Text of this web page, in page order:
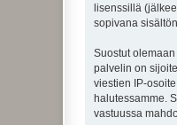
lisenssillä
sopivana
Suostut
palvelin on
viestien IP-
halutessamme.
vastuussa